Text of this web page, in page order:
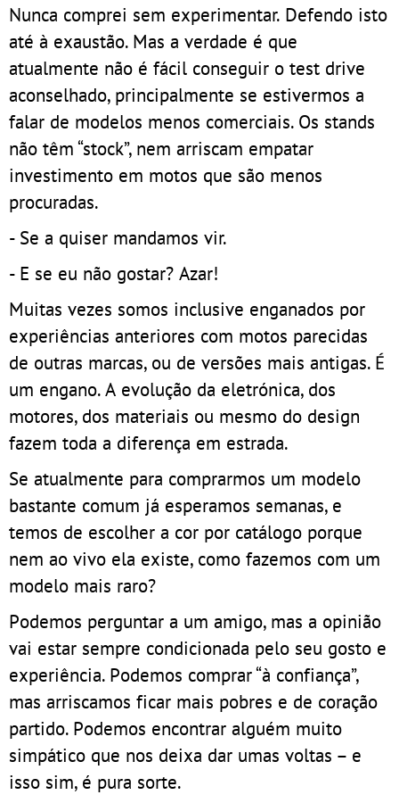
Nunca comprei sem experimentar. Defendo isto
até à exaustão. Mas a verdade é que
atualmente não é fácil conseguir o test drive
aconselhado, principalmente se estivermos a
falar de modelos menos comerciais. Os stands
não têm “stock”, nem arriscam empatar
investimento em motos que são menos
procuradas.
- Se a quiser mandamos vir.
- E se eu não gostar? Azar!
Muitas vezes somos inclusive enganados por
experiências anteriores com motos parecidas
de outras marcas, ou de versões mais antigas. É
um engano. A evolução da eletrónica, dos
motores, dos materiais ou mesmo do design
fazem toda a diferença em estrada.
Se atualmente para comprarmos um modelo
bastante comum já esperamos semanas, e
temos de escolher a cor por catálogo porque
nem ao vivo ela existe, como fazemos com um
modelo mais raro?
Podemos perguntar a um amigo, mas a opinião
vai estar sempre condicionada pelo seu gosto e
experiência. Podemos comprar “à confiança”,
mas arriscamos ficar mais pobres e de coração
partido. Podemos encontrar alguém muito
simpático que nos deixa dar umas voltas – e
isso sim, é pura sorte.